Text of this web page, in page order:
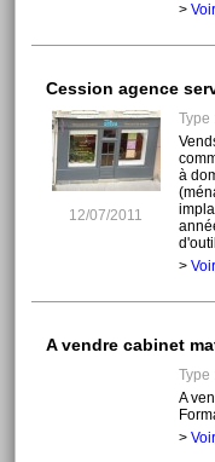
>
Cession agence
12/07/2011
Type
à
>
A vendre cabinet
Type
A
>